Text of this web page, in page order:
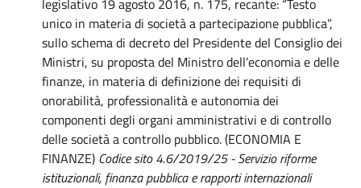
legislativo 19 agosto 2016, n. 175, recante: “Testo
unico in materia di società a partecipazione pubblica”,
sullo schema di decreto del Presidente del Consiglio dei
Ministri, su proposta del Ministro dell’economia e delle
finanze, in materia di definizione dei requisiti di
onorabilità, professionalità e autonomia dei
componenti degli organi amministrativi e di controllo
delle società a controllo pubblico. (ECONOMIA E
FINANZE) Codice sito 4.6/2019/25 - Servizio riforme
istituzionali, finanza pubblica e rapporti internazionali